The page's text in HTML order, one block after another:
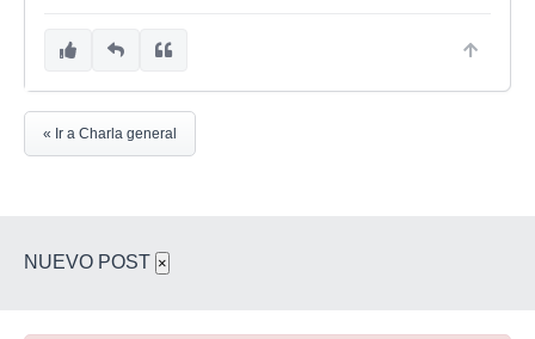
« Ir a Charla general
NUEVO POST ×